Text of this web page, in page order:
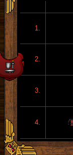
1.
2.
3.
4.